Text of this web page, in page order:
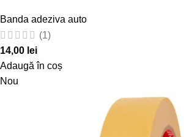
Banda adeziva auto
(1)
14,00 lei
Adaugă în coș
Nou